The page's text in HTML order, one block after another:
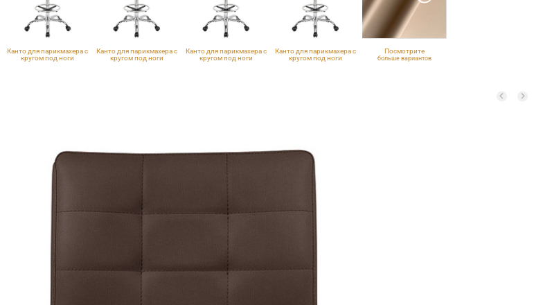
Канто для парикмахера с
кругом под ноги
Канто для парикмахера с
кругом под ноги
Канто для парикмахера с
кругом под ноги
Канто для парикмахера с
кругом под ноги
Посмотрите
больше вариантов